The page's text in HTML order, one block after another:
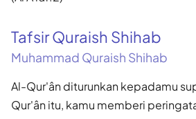
Tafsir Quraish Shihab
Muhammad Quraish Shihab
Al-Qur'ân diturunkan kepadamu
Qur'ân itu, kamu memberi